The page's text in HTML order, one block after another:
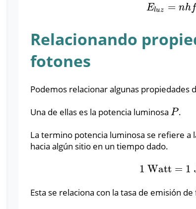
Eluz = nhf
Eluz= nh f→n
Relacionando
fotones
Podemos relacionar algunas propiedades
Una de ellas es la potencia luminosa P
P .
La termino potencia luminosa se refiere a
hacia algún sitio en un tiempo dado.
1 Watt = 1
1 Watt=1 Jo ul e
Esta se relaciona con la tasa de emisión